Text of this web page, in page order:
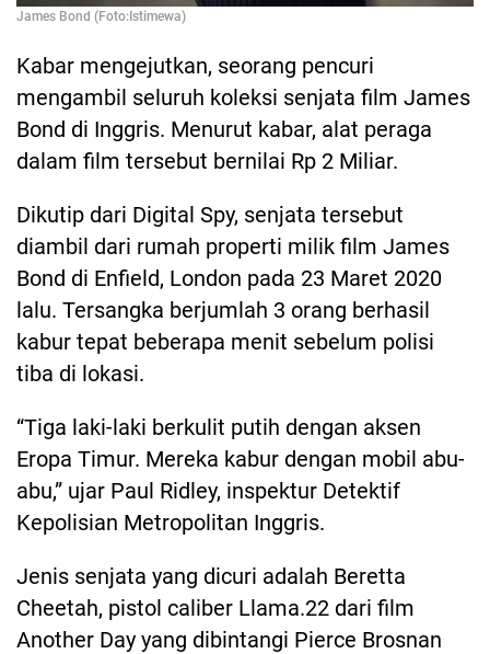
James Bond (Foto:Istimewa)
Kabar mengejutkan, seorang pencuri
mengambil seluruh koleksi senjata film James
Bond di Inggris. Menurut kabar, alat peraga
dalam film tersebut bernilai Rp 2 Miliar.
Dikutip dari Digital Spy, senjata tersebut
diambil dari rumah properti milik film James
Bond di Enfield, London pada 23 Maret 2020
lalu. Tersangka berjumlah 3 orang berhasil
kabur tepat beberapa menit sebelum polisi
tiba di lokasi.
“Tiga laki-laki berkulit putih dengan aksen
Eropa Timur. Mereka kabur dengan mobil abu-
abu,” ujar Paul Ridley, inspektur Detektif
Kepolisian Metropolitan Inggris.
Jenis senjata yang dicuri adalah Beretta
Cheetah, pistol caliber Llama.22 dari film
Another Day yang dibintangi Pierce Brosnan